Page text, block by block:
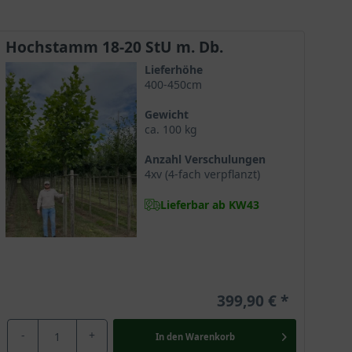
bereitet. Der imposante Baum benötigt
verzaubert die Platanus hispanica mit ihrem
Großbaum ist ein exzellenter Schattenspender
Ufernähe gepflanzt, hier schafft sie idyllische
sehr populär für die Verwendung als Zierbaum.
Hochstamm 18-20 StU m. Db.
Lieferhöhe
400-450cm
Gewicht
ca. 100 kg
Anzahl Verschulungen
4xv (4-fach verpflanzt)
Lieferbar ab KW43
399,90 €
- + In den Warenkorb